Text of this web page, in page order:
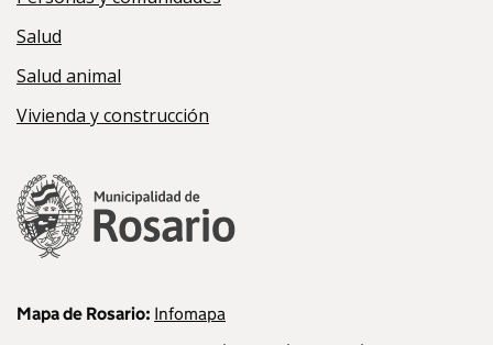
Salud
Salud animal
Vivienda y construcción
Mapa de Rosario: Infomapa